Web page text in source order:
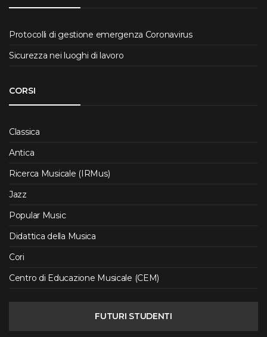
Protocolli di gestione emergenza Coronavirus
Sicurezza nei luoghi di lavoro
CORSI
Classica
Antica
Ricerca Musicale (IRMus)
Jazz
Popular Music
Didattica della Musica
Cori
Centro di Educazione Musicale (CEM)
FUTURI STUDENTI